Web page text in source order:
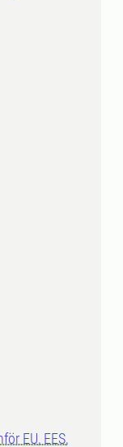
EU, EES,